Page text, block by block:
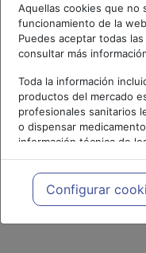
Aquellas cookies que no
funcionamiento de la
Puedes aceptar todas
consultar más
Toda la información
productos del mercado
profesionales sanitarios
o dispensar
información técnica de
meramente informativo,
profesionales
cada caso concreto, el
necesidades del paciente.
Configurar